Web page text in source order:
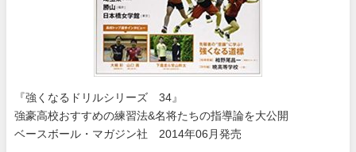
『強くなるドリルシリーズ 34』
強豪高校おすすめの練習法&名将たちの指導論を大公開
ベースボール・マガジン社 2014年06月発売